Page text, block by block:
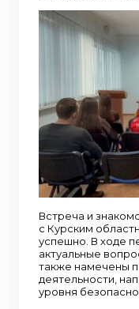
Встреча и
с Курским
успешно. В ходе
актуальные
также намечены
деятельности,
уровня